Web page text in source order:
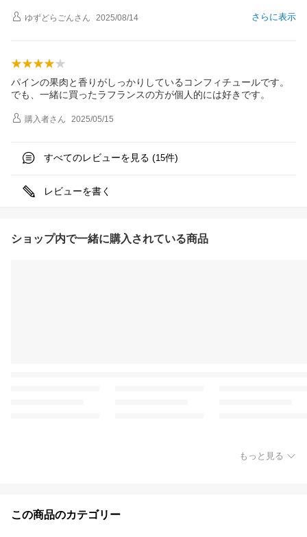
さらに表示
ゆずどらごんさん 2025/08/14
パインの果肉と香りがしっかりしているコンフィチュールです。
でも、一緒に買ったラフランスの方が個人的には好きです。
購入者さん 2025/05/15
すべてのレビューを見る (15件)
レビューを書く
ショップ内で一緒に購入されている商品
もっと見る
この商品のカテゴリー